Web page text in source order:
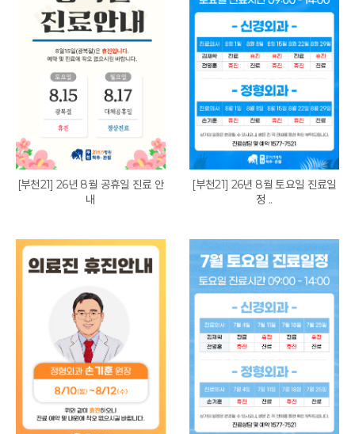
[부천21] 26년 8월 공휴일 진료 안
내
[부천21] 26년 8월 토요일 진료일
정 ..